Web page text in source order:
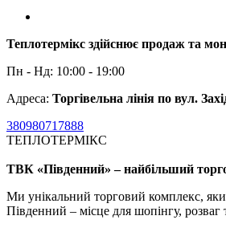
Теплотермікс здійснює продаж та
Пн - Нд: 10:00 - 19:00
Адреса: Торгівельна лінія по вул.
380980717888
ТЕПЛОТЕРМІКC
ТВК «Південний» – найбільший
Ми унікальний торговий комплекс,
Південний – місце для шопінгу, розваг